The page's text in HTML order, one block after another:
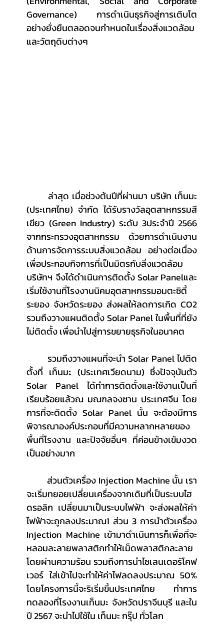
Governance) การดำเนินธุรกิจสู่การเติบโต
อย่างยั่งยืนตลอดจนกำหนดในเรื่องสิ่งแวดล้อม
และวัตถุดิบต่างๆ
(ประเทศไทย) จำกัด ได้รับรางวัลอุตสาหกรรมสี
เขียว (Green Industry) ระดับ 3ประจำปี 2566
จากกระทรวงอุตสาหกรรม ด้วยการดำเนินงาน
ด้านการจัดการระบบสิ่งแวดล้อม  อย่างต่อเนื่อง
เพื่อประกอบกิจการที่เป็นมิตรกับสิ่งแวดล้อม
บริษัทฯ จึงได้ดำเนินการติดตั้ง Solar Panelและ
เริ่มใช้งานที่โรงงานนิคมอุตสาหกรรมอมตะซิตี้
ระยอง จังหวัดระยอง ส่งผลให้ลดการเกิด CO2
รวมถึงวางแผนติดตั้ง Solar Panel ในพื้นที่ที่ยัง
ไม่ติดตั้ง เพื่อนำไปสู่การขยายธุรกิจในอนาคต
ตั้งที่ เท็นมะ (ประเทศเวียดนาม) ซึ่งปัจจุบันตัว
Solar Panel ได้ทำการติดตั้งและใช้งานเป็นที่
เรียบร้อยแล้วณ มณฑลจงซาน ประเทศจีน โดย
การที่จะติดตั้ง Solar Panel นั้น จะต้องมีการ
พิจารณาองค์ประกอบที่มีความหลากหลายของ
พื้นที่โรงงาน และปัจจัยอื่นๆ ที่ค่อนข้างเข้มงวด
เป็นอย่างมาก
	ส่วนตัวเครื่อง Injection Machine นั้น เรา
จะเริ่มทยอยเปลี่ยนเครื่องจากเดิมที่เป็นระบบไฮ
ดรอลิก เปลี่ยนมาเป็นระบบไฟฟ้า จะส่งผลให้ค่า
ไฟฟ้าจะถูกลงประมาณ1 ส่วน 3 การนำตัวเครื่อง
Injection Machine เข้ามาดำเนินการก็เพื่อที่จะ
หลอมละลายพลาสติกทำให้เม็ดพลาสติกละลาย
โดยผ่านความร้อน รวมถึงการนำไซเลนเดอร์โคฟ
เวอร์ ใส่เข้าไปจะทำให้ค่าไฟลดลงประมาณ 50%
โดยโครงการนี้จะริเริ่มขึ้นประเทศไทย ทำการ
ทดลองที่โรงงานเท็นมะ จังหวัดปราจีนบุรี และใน
ปี 2567 จะนำไปใช้ใน เท็นมะ กรุ๊ป ทั่วโลก